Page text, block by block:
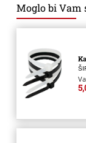
Moglo bi Vam